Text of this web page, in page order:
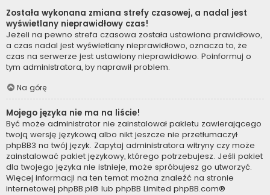
Została wykonana zmiana strefy czasowej, a nadal jest
wyświetlany nieprawidłowy czas!
Jeżeli na pewno strefa czasowa została ustawiona prawidłowo,
a czas nadal jest wyświetlany nieprawidłowo, oznacza to, że
czas na serwerze jest ustawiony nieprawidłowo. Poinformuj o
tym administratora, by naprawił problem.
Na górę
Mojego języka nie ma na liście!
Być może administrator nie zainstalował pakietu zawierającego
twoją wersję językową albo nikt jeszcze nie przetłumaczył
phpBB3 na twój język. Zapytaj administratora witryny czy może
zainstalować pakiet językowy, którego potrzebujesz. Jeśli pakiet
dla twojego języka nie istnieje, może spróbujesz go utworzyć.
Więcej informacji na ten temat można znaleźć na stronie
internetowej phpBB.pl® lub phpBB Limited phpBB.com®